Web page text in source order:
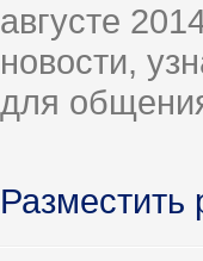
августе
новости,
для
Разместить